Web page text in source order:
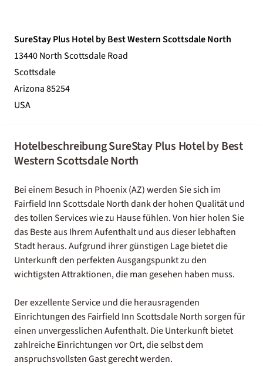
SureStay Plus Hotel by Best Western Scottsdale North
13440 North Scottsdale Road
Scottsdale
Arizona 85254
USA
Hotelbeschreibung SureStay Plus Hotel by Best
Western Scottsdale North
Bei einem Besuch in Phoenix (AZ) werden Sie sich im
Fairfield Inn Scottsdale North dank der hohen Qualität und
des tollen Services wie zu Hause fühlen. Von hier holen Sie
das Beste aus Ihrem Aufenthalt und aus dieser lebhaften
Stadt heraus. Aufgrund ihrer günstigen Lage bietet die
Unterkunft den perfekten Ausgangspunkt zu den
wichtigsten Attraktionen, die man gesehen haben muss.
Der exzellente Service und die herausragenden
Einrichtungen des Fairfield Inn Scottsdale North sorgen für
einen unvergesslichen Aufenthalt. Die Unterkunft bietet
zahlreiche Einrichtungen vor Ort, die selbst dem
anspruchsvollsten Gast gerecht werden.